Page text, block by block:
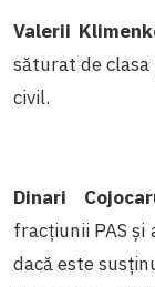
Valerii
săturat de
civil.
Dinari
fracțiunii PAS
dacă este